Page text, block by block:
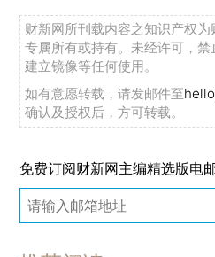
财新网所刊载内容之知识产权
专属所有或持有。未经许可，
建立镜像等任何使用。
如有意愿转载，请发邮件至
确认及授权后，方可转载。
免费订阅财新网主编精选版电